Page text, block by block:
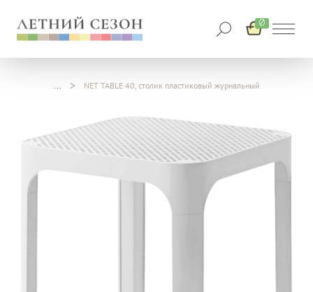
0
NET TABLE 40, столик пластиковый журнальный